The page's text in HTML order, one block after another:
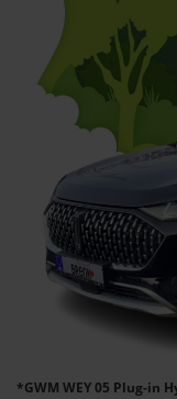
*GWM WEY 05 Plug-in